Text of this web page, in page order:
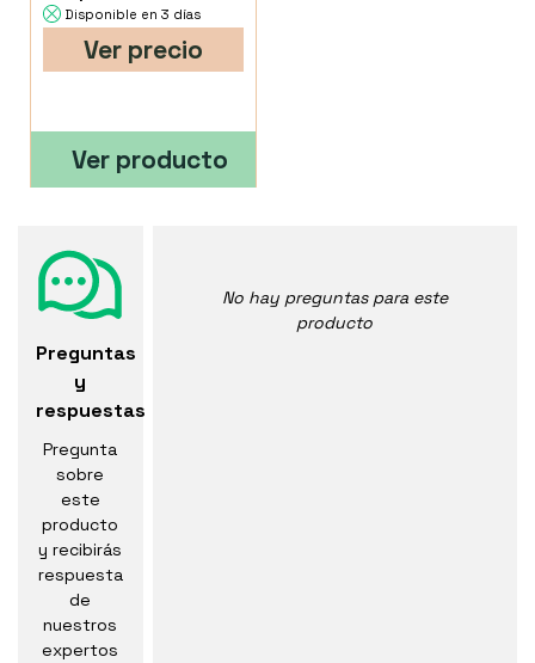
Cápsulas
Disponible en 3 días
Ver precio
Ver producto
Preguntas
y
respuestas
Pregunta
sobre
este
producto
y recibirás
respuesta
de
nuestros
expertos
No hay preguntas para este
producto